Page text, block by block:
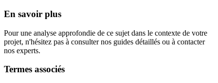
En savoir plus
Pour une analyse approfondie de ce sujet dans le contexte de votre
projet, n'hésitez pas à consulter nos guides détaillés ou à contacter
nos experts.
Termes associés